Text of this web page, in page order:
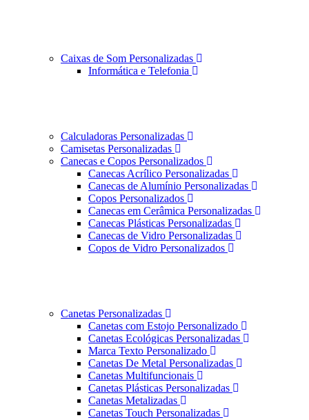
Caixas de Som Personalizadas
Informática e Telefonia
Calculadoras Personalizadas
Camisetas Personalizadas
Canecas e Copos Personalizados
Canecas Acrílico Personalizadas
Canecas de Alumínio Personalizadas
Copos Personalizados
Canecas em Cerâmica Personalizadas
Canecas Plásticas Personalizadas
Canecas de Vidro Personalizadas
Copos de Vidro Personalizados
Canetas Personalizadas
Canetas com Estojo Personalizado
Canetas Ecológicas Personalizadas
Marca Texto Personalizado
Canetas De Metal Personalizadas
Canetas Multifuncionais
Canetas Plásticas Personalizadas
Canetas Metalizadas
Canetas Touch Personalizadas